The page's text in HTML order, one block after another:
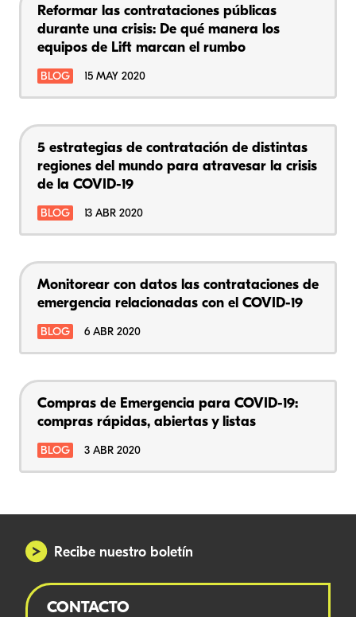
Reformar las contrataciones públicas
durante una crisis: De qué manera los
equipos de Lift marcan el rumbo
BLOG 15 MAY 2020
5 estrategias de contratación de distintas
regiones del mundo para atravesar la crisis
de la COVID-19
BLOG 13 ABR 2020
Monitorear con datos las contrataciones de
emergencia relacionadas con el COVID-19
BLOG 6 ABR 2020
Compras de Emergencia para COVID-19:
compras rápidas, abiertas y listas
BLOG 3 ABR 2020
Recibe nuestro boletín
CONTACTO